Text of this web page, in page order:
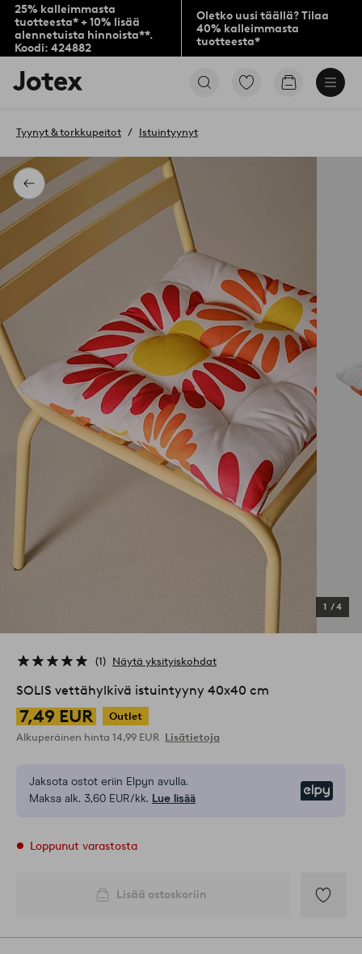
25% kalleimmasta
tuotteesta* + 10% lisää
alennetuista hinnoista**.
Koodi: 424882
Oletko uusi täällä? Tilaa
40% kalleimmasta
tuotteesta*
Jotex-
logo
aloitussivulle
Siirry
Siirry
Takaisin
Tyynyt & torkkupeitot Istuintyynyt
1 /4
1 Näytä yksityiskohdat
SOLIS vettähylkivä istuintyyny 40x40 cm
7,49 EUR
Outlet
Alkuperäinen hinta 14,99 EUR Lisätietoja
Jaksota ostot eriin Elpyn avulla.
Maksa alk. 3,60 EUR/kk. Lue lisää
Loppunut varastosta
Lisää ostoskoriin